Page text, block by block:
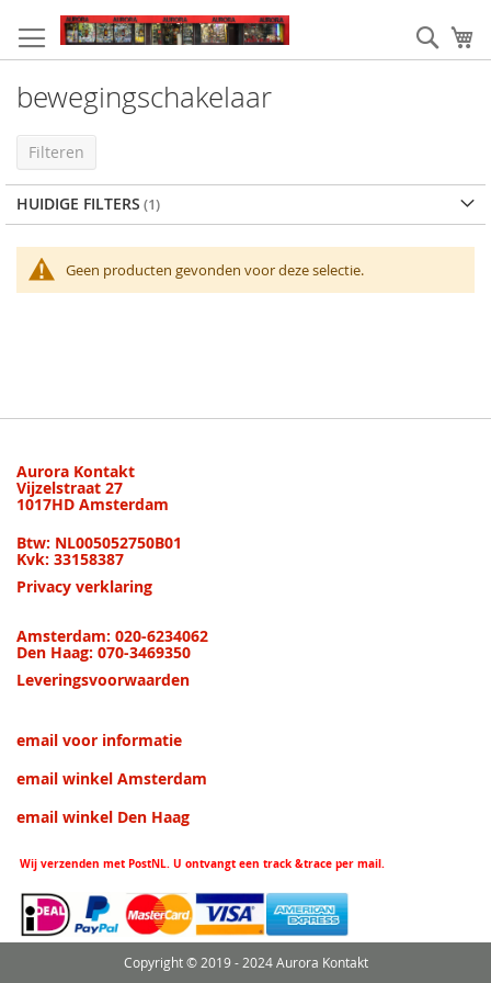
naar
de
Zoek
bewegingschakelaar
Geen producten gevonden voor deze selectie.
Filteren
HUIDIGE FILTERS
Aurora Kontakt
Vijzelstraat 27
1017HD Amsterdam
Btw: NL005052750B01
Kvk: 33158387
Privacy verklaring
Amsterdam: 020-6234062
Den Haag: 070-3469350
Leveringsvoorwaarden
email voor informatie
email winkel Amsterdam
email winkel Den Haag
Wij verzenden met PostNL. U ontvangt een track &trace per mail.
Copyright © 2019 - 2024 Aurora Kontakt